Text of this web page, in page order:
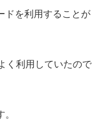
ドを利用することが
く利用していたので